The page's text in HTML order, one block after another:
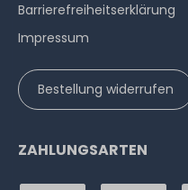
Barrierefreiheitserklärung
Impressum
Bestellung widerrufen
ZAHLUNGSARTEN